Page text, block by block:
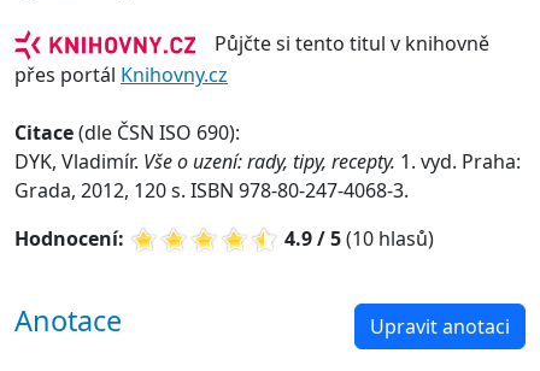
Půjčte si tento titul v knihovně
přes portál Knihovny.cz
Citace(dle ČSN ISO 690):
DYK, Vladimír. Vše o uzení: rady, tipy, recepty. 1. vyd. Praha:
Grada, 2012, 120 s. ISBN 978-80-247-4068-3.
Hodnocení:
4.9 / 5(10 hlasů)
Anotace Upravit anotaci